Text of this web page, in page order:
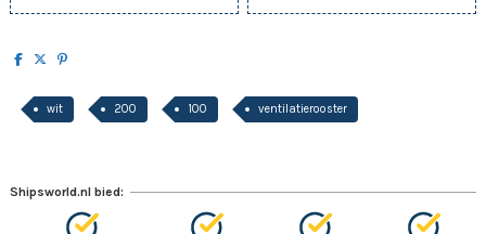
wit 200 100 ventilatierooster
Shipsworld.nl bied: